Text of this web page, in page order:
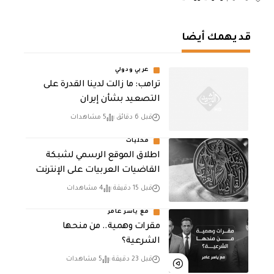
قد يهمك أيضا
عربي ودولي
ترامب: ما زالت لدينا القدرة على
التصعيد بشأن إيران
قبل 6 دقائق 5 مشاهدات
محليات
اطلاق الموقع الرسمي لشبكة
القاضيات العربيات على الإنترنت
قبل 15 دقيقة 4 مشاهدات
مع ياسر عامر
مقرات وهمية.. من منحها
الشرعية؟
قبل 23 دقيقة 5 مشاهدات